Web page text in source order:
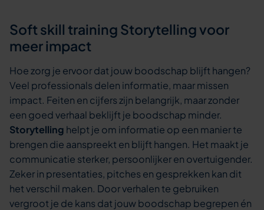
Soft skill training Storytelling voor
meer impact
Hoe zorg je ervoor dat jouw boodschap blijft hangen?
Veel professionals delen informatie, maar missen
impact. Feiten en cijfers zijn belangrijk, maar zonder
een goed verhaal beklijft je boodschap minder.
Storytelling helpt je om informatie op een manier te
brengen die aanspreekt en blijft hangen. Het maakt je
communicatie sterker, persoonlijker en overtuigender.
Zeker in presentaties, pitches en gesprekken kan dit
het verschil maken. Door verhalen te gebruiken
vergroot je de kans dat jouw boodschap begrepen én